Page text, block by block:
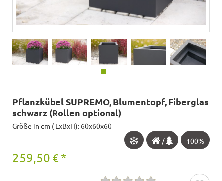
Pflanzkübel SUPREMO, Blumentopf, Fiberglas
schwarz (Rollen optional)
Größe in cm ( LxBxH): 60x60x60
100%
/
259,50 € *